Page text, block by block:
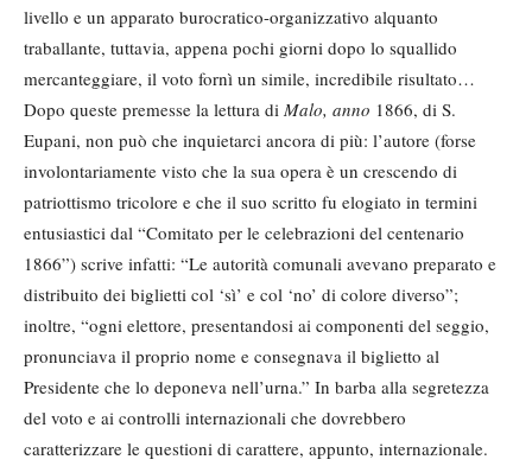
livello e un apparato burocratico-organizzativo alquanto
traballante, tuttavia, appena pochi giorni dopo lo squallido
mercanteggiare, il voto fornì un simile, incredibile risultato…
Dopo queste premesse la lettura di Malo, anno 1866, di S.
Eupani, non può che inquietarci ancora di più: l’autore (forse
involontariamente visto che la sua opera è un crescendo di
patriottismo tricolore e che il suo scritto fu elogiato in termini
entusiastici dal “Comitato per le celebrazioni del centenario
1866”) scrive infatti: “Le autorità comunali avevano preparato e
distribuito dei biglietti col ‘sì’ e col ‘no’ di colore diverso”;
inoltre, “ogni elettore, presentandosi ai componenti del seggio,
pronunciava il proprio nome e consegnava il biglietto al
Presidente che lo deponeva nell’urna.” In barba alla segretezza
del voto e ai controlli internazionali che dovrebbero
caratterizzare le questioni di carattere, appunto, internazionale.